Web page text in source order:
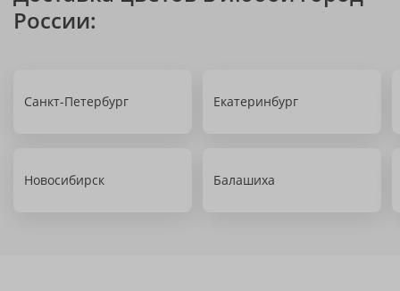
России:
Санкт-Петербург Екатеринбург
Новосибирск Балашиха